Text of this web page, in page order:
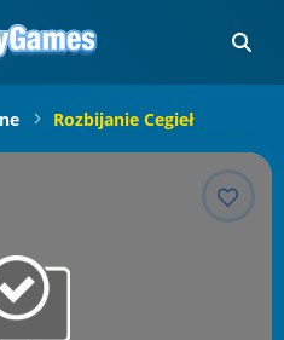
Rozbijanie Cegieł